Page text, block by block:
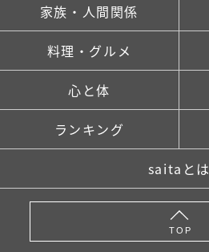
家族・人間関係
料理・グルメ
心と体
ランキング
saitaとは
TOP